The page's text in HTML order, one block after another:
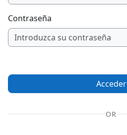
Contraseña
Acceder
OR